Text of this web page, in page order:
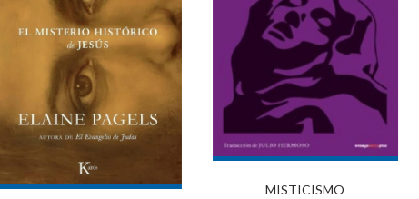
MISTICISMO